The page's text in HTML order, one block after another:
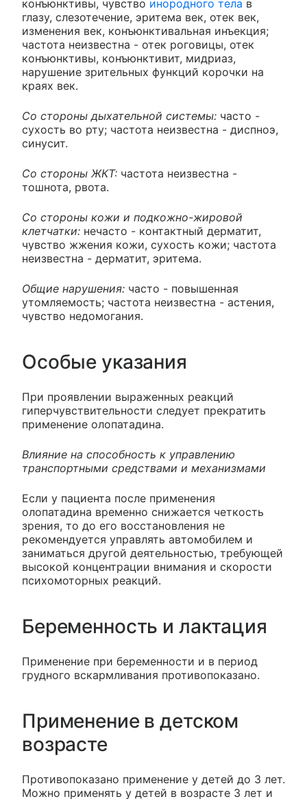
конъюнктивы, чувство инородного тела в
глазу, слезотечение, эритема век, отек век,
изменения век, конъюнктивальная инъекция;
частота неизвестна - отек роговицы, отек
конъюнктивы, конъюнктивит, мидриаз,
нарушение зрительных функций корочки на
краях век.
Со стороны дыхательной системы: часто -
сухость во рту; частота неизвестна - диспноэ,
синусит.
Со стороны ЖКТ: частота неизвестна -
тошнота, рвота.
Со стороны кожи и подкожно-жировой
клетчатки: нечасто - контактный дерматит,
чувство жжения кожи, сухость кожи; частота
неизвестна - дерматит, эритема.
Общие нарушения: часто - повышенная
утомляемость; частота неизвестна - астения,
чувство недомогания.
Особые указания
При проявлении выраженных реакций
гиперчувствительности следует прекратить
применение олопатадина.
Влияние на способность к управлению
транспортными средствами и механизмами
Если у пациента после применения
олопатадина временно снижается четкость
зрения, то до его восстановления не
рекомендуется управлять автомобилем и
заниматься другой деятельностью, требующей
высокой концентрации внимания и скорости
психомоторных реакций.
Беременность и лактация
Применение при беременности и в период
грудного вскармливания противопоказано.
Применение в детском
возрасте
Противопоказано применение у детей до 3 лет.
Можно применять у детей в возрасте 3 лет и